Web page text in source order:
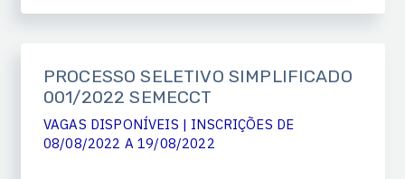
PROCESSO SELETIVO SIMPLIFICADO
001/2022 SEMECCT
VAGAS DISPONÍVEIS | INSCRIÇÕES DE
08/08/2022 A 19/08/2022